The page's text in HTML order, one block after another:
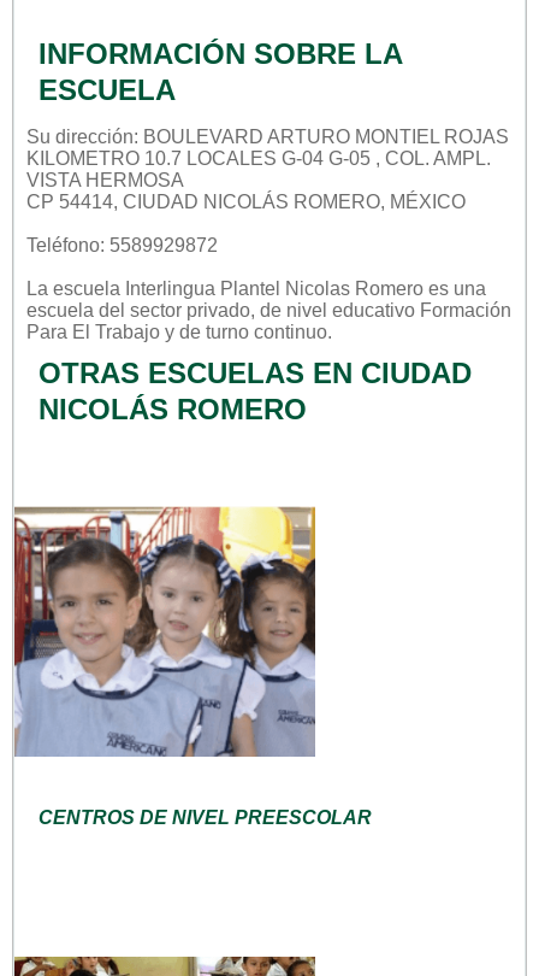
INFORMACIÓN SOBRE LA
ESCUELA
Su dirección: BOULEVARD ARTURO MONTIEL ROJAS
KILOMETRO 10.7 LOCALES G-04 G-05 , COL. AMPL.
VISTA HERMOSA
CP 54414, CIUDAD NICOLÁS ROMERO, MÉXICO
Teléfono: 5589929872
La escuela Interlingua Plantel Nicolas Romero es una
escuela del sector privado, de nivel educativo Formación
Para El Trabajo y de turno continuo.
OTRAS ESCUELAS EN CIUDAD
NICOLÁS ROMERO
CENTROS DE NIVEL PREESCOLAR